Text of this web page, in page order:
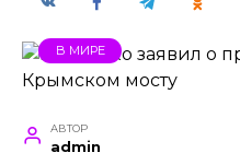
В МИРЕ
АВТОР
admin